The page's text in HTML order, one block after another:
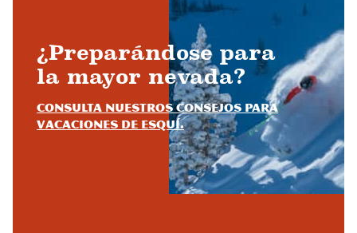
¿Preparándose para
la mayor nevada?
Consulta nuestros consejos para
vacaciones de esquí.